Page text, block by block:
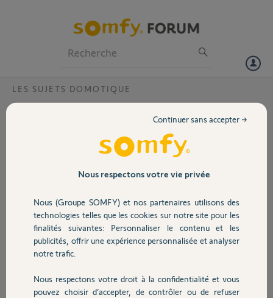
Volet
Sécurité
Domotique
Chauffage
LES SUJETS DOMOTIQUE
Migration v2 vers switch ?
Je souhaiterais migrer de ma Tahoma v2 vers la switch. Le tout en
V2: 1234-3724-9879
Switch : 2086-0388-5993
Merci de votre aide,
Arnaud
Arnaud D.
Nous respectons votre vie privée
Nous (Groupe SOMFY) et nos partenaires utilisons des
technologies telles que les cookies sur notre site pour les
finalités suivantes: Personnaliser le contenu et les
publicités, offrir une expérience personnalisée et analyser
notre trafic.
Nous respectons votre droit à la confidentialité et vous
pouvez choisir d’accepter, de contrôler ou de refuser
Continuer sans accepter →